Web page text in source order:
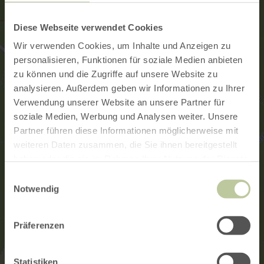
Diese Webseite verwendet Cookies
Wir verwenden Cookies, um Inhalte und Anzeigen zu
personalisieren, Funktionen für soziale Medien anbieten
zu können und die Zugriffe auf unsere Website zu
analysieren. Außerdem geben wir Informationen zu Ihrer
Verwendung unserer Website an unsere Partner für
soziale Medien, Werbung und Analysen weiter. Unsere
Partner führen diese Informationen möglicherweise mit
weiteren Daten zusammen, die Sie ihnen bereitgestellt
Notwendig
Präferenzen
Statistiken